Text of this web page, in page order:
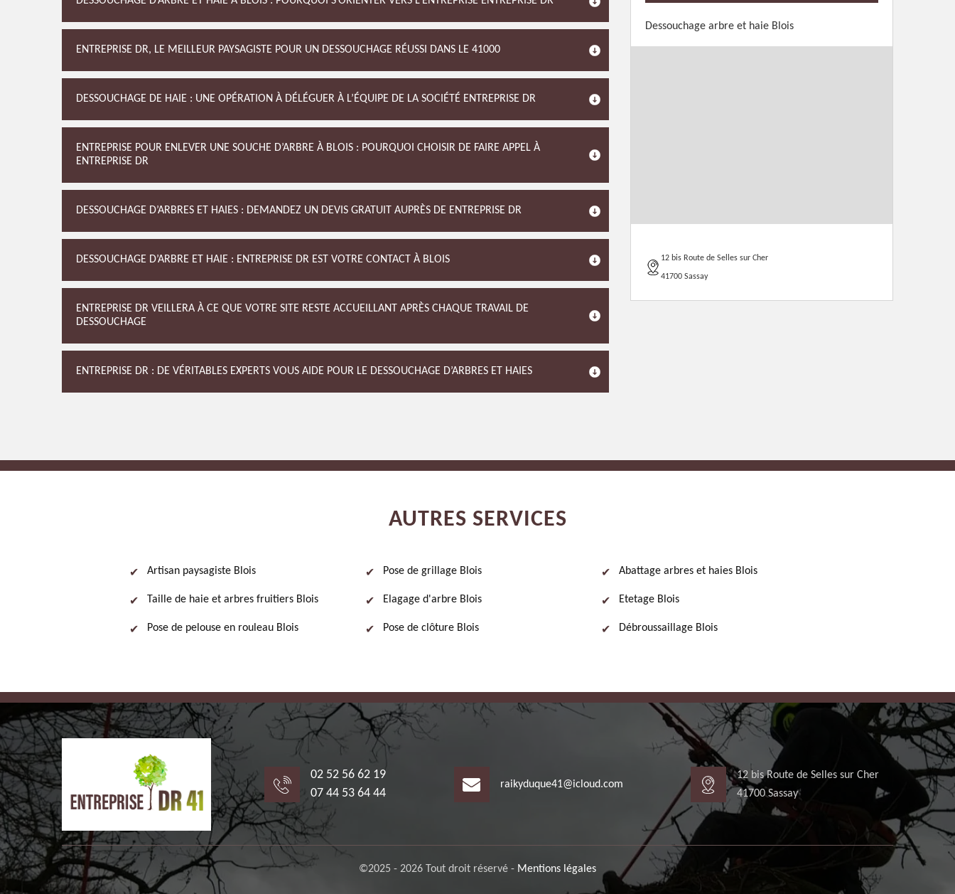
ENTREPRISE DR, LE MEILLEUR PAYSAGISTE POUR UN DESSOUCHAGE RÉUSSI DANS LE 41000
DESSOUCHAGE DE HAIE : UNE OPÉRATION À DÉLÉGUER À L’ÉQUIPE DE LA SOCIÉTÉ ENTREPRISE DR
ENTREPRISE POUR ENLEVER UNE SOUCHE D’ARBRE À BLOIS : POURQUOI CHOISIR DE FAIRE APPEL À
ENTREPRISE DR
DESSOUCHAGE D’ARBRES ET HAIES : DEMANDEZ UN DEVIS GRATUIT AUPRÈS DE ENTREPRISE DR
DESSOUCHAGE D’ARBRE ET HAIE : ENTREPRISE DR EST VOTRE CONTACT À BLOIS
ENTREPRISE DR VEILLERA À CE QUE VOTRE SITE RESTE ACCUEILLANT APRÈS CHAQUE TRAVAIL DE
DESSOUCHAGE
ENTREPRISE DR : DE VÉRITABLES EXPERTS VOUS AIDE POUR LE DESSOUCHAGE D’ARBRES ET HAIES
Dessouchage arbre et haie Blois
12 bis Route de Selles sur Cher
41700 Sassay
AUTRES SERVICES
Artisan paysagiste Blois
Taille de haie et arbres fruitiers Blois
Pose de pelouse en rouleau Blois
Pose de grillage Blois
Elagage d'arbre Blois
Pose de clôture Blois
Abattage arbres et haies Blois
Etetage Blois
Débroussaillage Blois
02 52 56 62 19
07 44 53 64 44
raikyduque41@icloud.com
12 bis Route de Selles sur Cher
41700 Sassay
©2025 - 2026 Tout droit réservé - Mentions légales